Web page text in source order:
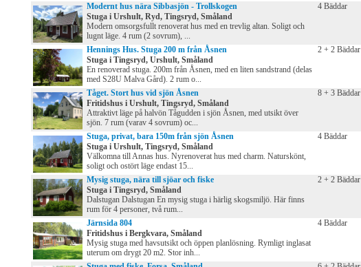
Modernt hus nära Sibbasjön - Trollskogen
Stuga i Urshult, Ryd, Tingsryd, Småland
Modern omsorgsfullt renoverat hus med en trevlig altan. Soligt och
lugnt läge. 4 rum (2 sovrum), ...
4 Bäddar
Hennings Hus. Stuga 200 m från Åsnen
Stuga i Tingsryd, Urshult, Småland
En renoverad stuga. 200m från Åsnen, med en liten sandstrand (delas
med S28U Malva Gård). 2 rum o...
2 + 2 Bäddar
Tåget. Stort hus vid sjön Åsnen
Fritidshus i Urshult, Tingsryd, Småland
Attraktivt läge på halvön Tågudden i sjön Åsnen, med utsikt över
sjön. 7 rum (varav 4 sovrum) oc...
8 + 3 Bäddar
Stuga, privat, bara 150m från sjön Åsnen
Stuga i Urshult, Tingsryd, Småland
Välkomna till Annas hus. Nyrenoverat hus med charm. Naturskönt,
soligt och ostört läge endast 15...
4 Bäddar
Mysig stuga, nära till sjöar och fiske
Stuga i Tingsryd, Småland
Dalstugan Dalstugan En mysig stuga i härlig skogsmiljö. Här finns
rum för 4 personer, två rum...
2 + 2 Bäddar
Järnsida 804
Fritidshus i Bergkvara, Småland
Mysig stuga med havsutsikt och öppen planlösning. Rymligt inglasat
uterum om drygt 20 m2. Stor inh...
4 Bäddar